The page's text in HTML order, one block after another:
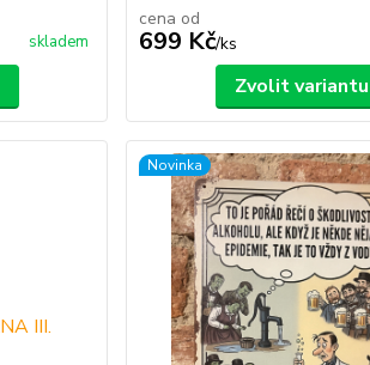
skladem
cena od
699 Kč/ks
Zvolit variantu
Novinka